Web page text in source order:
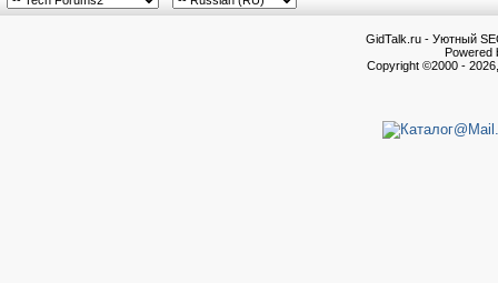
GidTalk.ru - Уютный
Powered
Copyright ©2000 -